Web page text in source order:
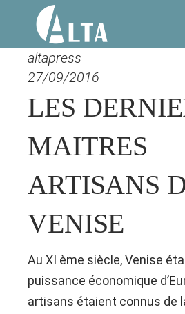
altapress
27/09/2016
LES
MAITRES
ARTISANS
VENISE
Au XI ème siècle, Venise
puissance économique
artisans étaient connus de